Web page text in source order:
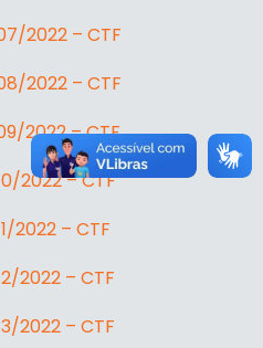
2022 – CTF
2022 – CTF
2022 – CTF
2022 – CTF
2022 – CTF
2022 – CTF
2022 – CTF